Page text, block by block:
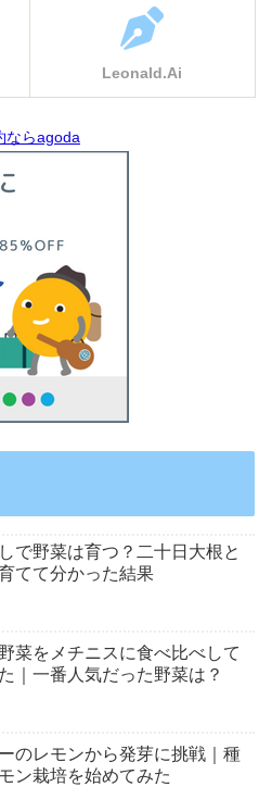
Leonald.Ai
ならagoda
で野菜は育つ？二十日大根と
てて分かった結果
菜をメチニスに食べ比べして
｜一番人気だった野菜は？
のレモンから発芽に挑戦｜種
ン栽培を始めてみた